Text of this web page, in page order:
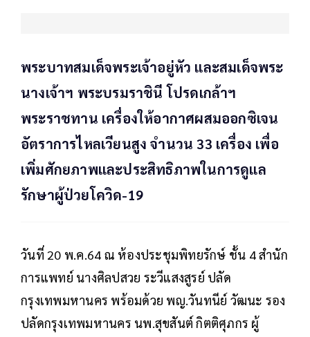
พระบาทสมเด็จพระเจ้าอยู่หัว และสมเด็จพระ
นางเจ้าฯ พระบรมราชินี โปรดเกล้าฯ
พระราชทาน เครื่องให้อากาศผสมออกซิเจน
อัตราการไหลเวียนสูง จำนวน 33 เครื่อง เพื่อ
เพิ่มศักยภาพและประสิทธิภาพในการดูแล
รักษาผู้ป่วยโควิด-19
วันที่ 20 พ.ค.64 ณ ห้องประชุมพิทยรักษ์ ชั้น 4 สำนัก
การแพทย์ นางศิลปสวย ระวีแสงสูรย์ ปลัด
กรุงเทพมหานคร พร้อมด้วย พญ.วันทนีย์ วัฒนะ รอง
ปลัดกรุงเทพมหานคร นพ.สุขสันต์ กิตติศุภกร ผู้